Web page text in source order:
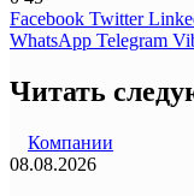
Facebook Twitter
WhatsApp Telegram
Читать
Компании
08.08.2026